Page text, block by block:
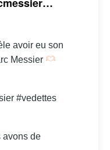
avoir eu son
Messier
#vedettes
avons de